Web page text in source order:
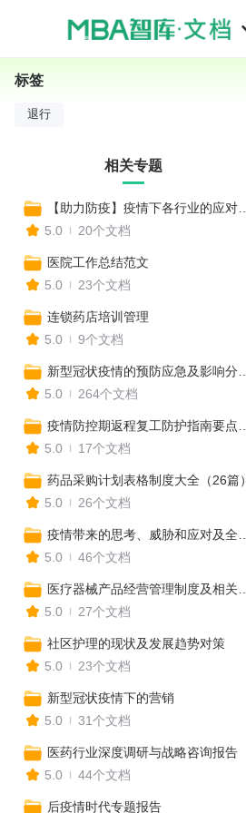
标签
退行
相关专题
5.0
20个文档
医院工作总结范文
5.0
23个文档
连锁药店培训管理
5.0
9个文档
5.0
264个文档
5.0
17个文档
药品采购计划表格制度大全（26篇）
5.0
26个文档
5.0
46个文档
5.0
27个文档
社区护理的现状及发展趋势对策
5.0
23个文档
新型冠状疫情下的营销
5.0
31个文档
医药行业深度调研与战略咨询报告
5.0
44个文档
后疫情时代专题报告